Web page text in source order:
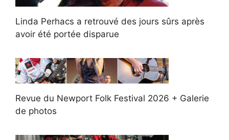
Linda Perhacs a retrouvé des jours sûrs après
avoir été portée disparue
Revue du Newport Folk Festival 2026 + Galerie
de photos